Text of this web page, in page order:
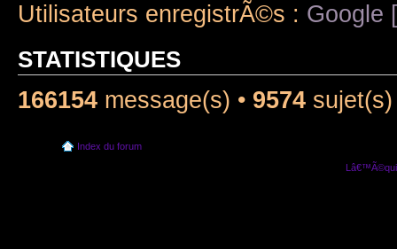
Utilisateurs enregistrÃ©s : Google
STATISTIQUES
166154 message(s) • 9574
Index du forum